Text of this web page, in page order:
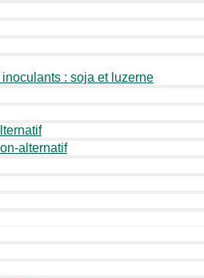
inoculants : soja et luzerne
alternatif